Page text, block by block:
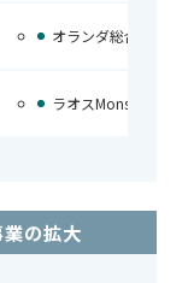
オランダ総合エネ
ラオスMonsoon陸
の拡大